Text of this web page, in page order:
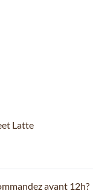
Latte
avant 12h?